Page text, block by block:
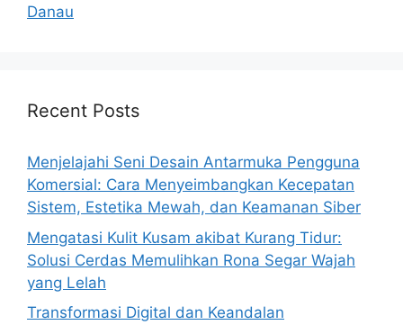
Danau
Recent Posts
Menjelajahi Seni Desain Antarmuka Pengguna
Komersial: Cara Menyeimbangkan Kecepatan
Sistem, Estetika Mewah, dan Keamanan Siber
Mengatasi Kulit Kusam akibat Kurang Tidur:
Solusi Cerdas Memulihkan Rona Segar Wajah
yang Lelah
Transformasi Digital dan Keandalan